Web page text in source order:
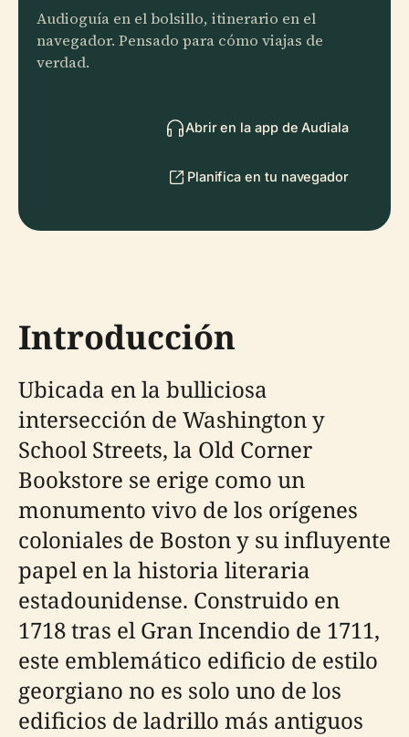
Audioguía en el bolsillo, itinerario en el
navegador. Pensado para cómo viajas de
verdad.
Abrir en la app de Audiala
Planifica en tu navegador
Introducción
Ubicada en la bulliciosa
intersección de Washington y
School Streets, la Old Corner
Bookstore se erige como un
monumento vivo de los orígenes
coloniales de Boston y su influyente
papel en la historia literaria
estadounidense. Construido en
1718 tras el Gran Incendio de 1711,
este emblemático edificio de estilo
georgiano no es solo uno de los
edificios de ladrillo más antiguos